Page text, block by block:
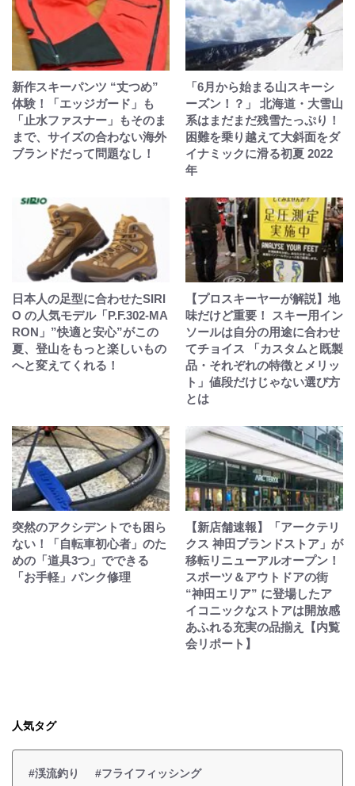
新作スキーパンツ “丈つめ”
体験！「エッジガード」も
「止水ファスナー」もそのま
まで、サイズの合わない海外
ブランドだって問題なし！
「6月から始まる山スキーシ
ーズン！？」 北海道・大雪山
系はまだまだ残雪たっぷり！
困難を乗り越えて大斜面をダ
イナミックに滑る初夏 2022
年
日本人の足型に合わせたSIRI
O の人気モデル「P.F.302-MA
RON」”快適と安心”がこの
夏、登山をもっと楽しいもの
へと変えてくれる！
【プロスキーヤーが解説】地
味だけど重要！ スキー用イン
ソールは自分の用途に合わせ
てチョイス 「カスタムと既製
品・それぞれの特徴とメリッ
ト」値段だけじゃない選び方
とは
突然のアクシデントでも困ら
ない！「自転車初心者」のた
めの「道具3つ」でできる
「お手軽」パンク修理
【新店舗速報】「アークテリ
クス 神田ブランドストア」が
移転リニューアルオープン！
スポーツ＆アウトドアの街
“神田エリア” に登場したア
イコニックなストアは開放感
あふれる充実の品揃え【内覧
会リポート】
人気タグ
#渓流釣り
#フライフィッシング